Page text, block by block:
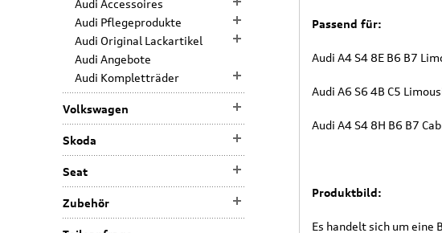
Passend für:
Audi A4 S4 8E B6 B7
Audi A6 S6 4B C5
Audi A4 S4 8H B6 B7
Produktbild:
Es handelt sich um eine
Audi Accessoires
Audi Pflegeprodukte
Audi Original Lackartikel
Audi Angebote
Audi Kompletträder
Volkswagen
Skoda
Seat
Zubehör